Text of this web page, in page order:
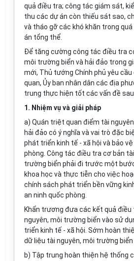
quả điều tra; công tác giám sát,
thu các dự án còn thiếu sát sao,
và tháo gỡ các khó khăn trong
án tổng thể.
Để tăng cường công tác điều tra
môi trường biển và hải đảo trong
mới, Thủ tướng Chính phủ yêu cầu
quan, Ủy ban nhân dân các địa phư
trung thực hiện tốt các vấn đề
1. Nhiệm vụ và giải pháp
a) Quán triệt quan điểm tài
hải đảo có ý nghĩa và vai trò đặc
phát triển kinh tế - xã hội và bảo
phòng. Công tác điều tra cơ bản
trường biển phải đi trước một
khoa học và thực tiễn cho việc
chính sách phát triển bền vững
an ninh quốc phòng.
Khẩn trương đưa các kết quả điều
nguyên, môi trường biển vào sử
triển kinh tế - xã hội. Sớm hoàn
dữ liệu tài nguyên, môi trường biển
b) Tập trung hoàn thiện hệ thống